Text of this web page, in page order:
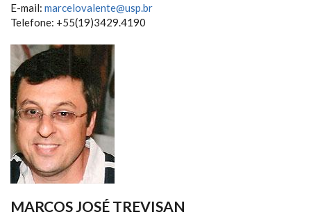
E-mail: marcelovalente@usp.br
Telefone: +55(19)3429.4190
MARCOS JOSÉ TREVISAN